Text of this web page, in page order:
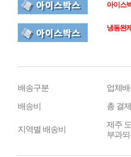
아이스
냉동완
배송구분 업체
배송비 총 결
지역별 배송비
제주
부과